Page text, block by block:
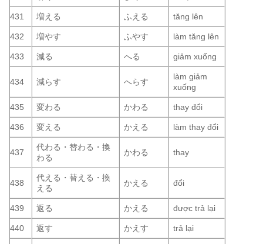
431 増える ふえる tăng lên
432 増やす ふやす làm tăng lên
433 減る へる giảm xuống
434 減らす へらす
làm giảm
xuống
435 変わる かわる thay đổi
436 変える かえる làm thay đổi
437
代わる・替わる・換
わる
かわる thay
438
代える・替える・換
える
かえる đổi
439 返る かえる được trả lại
440 返す かえす trả lại